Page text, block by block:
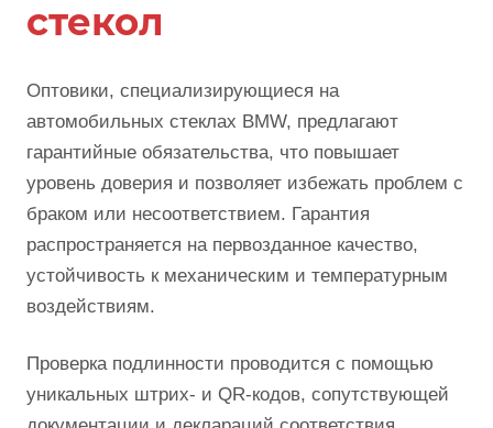
стекол
Оптовики, специализирующиеся на
автомобильных стеклах BMW, предлагают
гарантийные обязательства, что повышает
уровень доверия и позволяет избежать проблем с
браком или несоответствием. Гарантия
распространяется на первозданное качество,
устойчивость к механическим и температурным
воздействиям.
Проверка подлинности проводится с помощью
уникальных штрих- и QR-кодов, сопутствующей